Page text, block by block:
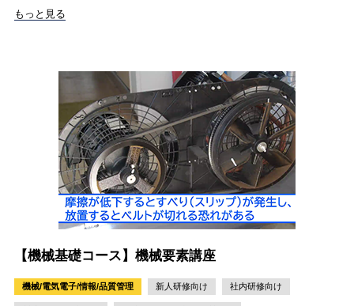
もっと見る
【機械基礎コース】機械要素講座
機械/電気電子/情報/品質管理 新人研修向け 社内研修向け